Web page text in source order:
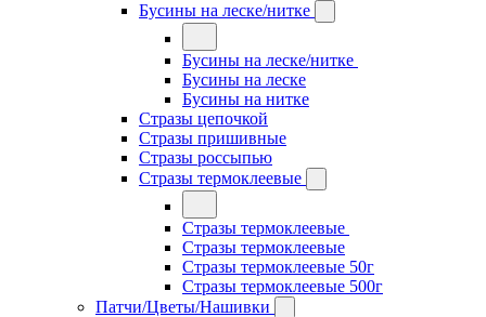
Бусины на леске/нитке
Бусины на леске/нитке
Бусины на леске
Бусины на нитке
Стразы цепочкой
Стразы пришивные
Стразы россыпью
Стразы термоклеевые
Стразы термоклеевые
Стразы термоклеевые
Стразы термоклеевые 50г
Стразы термоклеевые 500г
Патчи/Цветы/Нашивки